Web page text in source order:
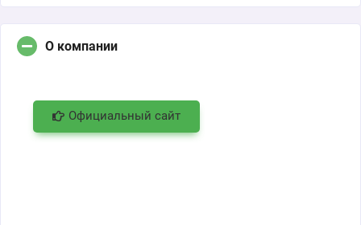
О компании
Официальный сайт